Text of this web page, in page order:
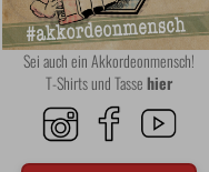
Sei auch ein Akkordeonmensch!
T-Shirts und Tassehier